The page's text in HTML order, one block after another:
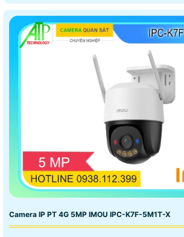
Camera IP PT 4G 5MP IMOU IPC-K7F-5M1T-X